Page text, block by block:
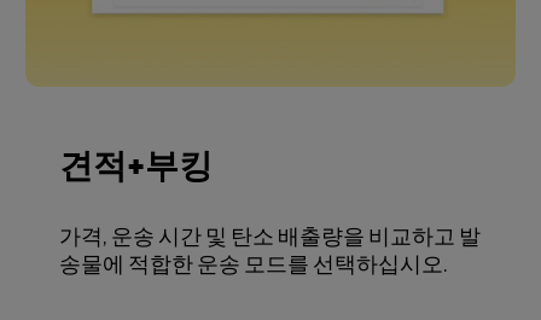
견적+부킹
가격, 운송 시간 및 탄소 배출량을 비교하고 발
송물에 적합한 운송 모드를 선택하십시오.